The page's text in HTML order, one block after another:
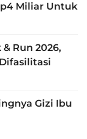
Miliar Untuk
Run 2026,
Gizi Ibu